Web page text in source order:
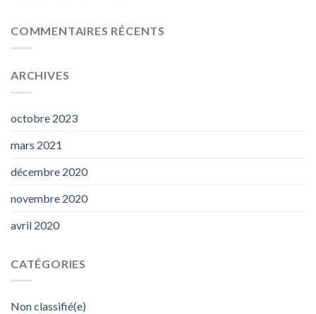
COMMENTAIRES RÉCENTS
ARCHIVES
octobre 2023
mars 2021
décembre 2020
novembre 2020
avril 2020
CATÉGORIES
Non classifié(e)